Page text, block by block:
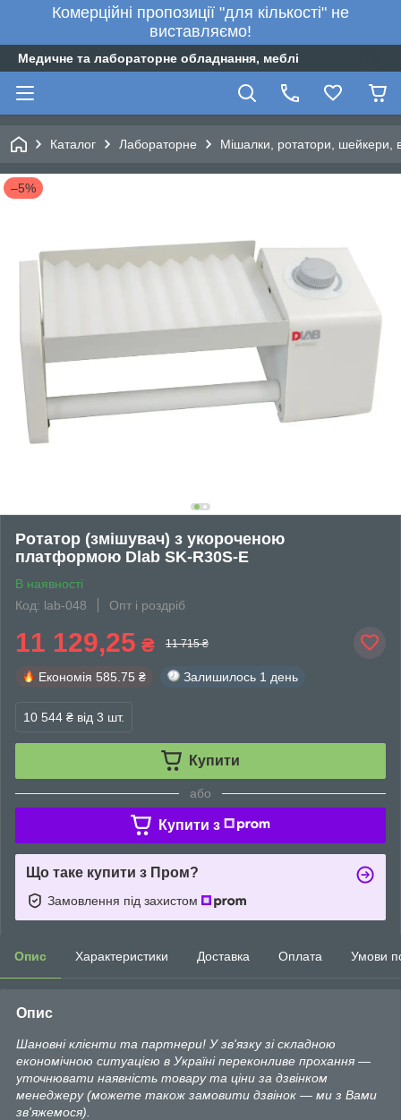
Комерційні пропозиції "для кількості" не
виставляємо!
Медичне та лабораторне обладнання, меблі
Каталог Лабораторне Мішалки, ротатори, шейкери,
–5%
Ротатор (змішувач) з укороченою
платформою Dlab SK-R30S-E
В наявності
Код: lab-048
Опт і роздріб
11 129,25 ₴ 11 715 ₴
Економія 585.75 ₴ Залишилось 1 день
10 544 ₴ від 3 шт.
Купити
або
Купити з
Що таке купити з Пром?
Замовлення під захистом
Опис Характеристики Доставка Оплата Умови
Опис
Шановні клієнти та партнери! У зв'язку зі складною
економічною ситуацією в Україні переконливе прохання —
уточнювати наявність товару та ціни за дзвінком
менеджеру (можете також замовити дзвінок — ми з Вами
зв'яжемося).